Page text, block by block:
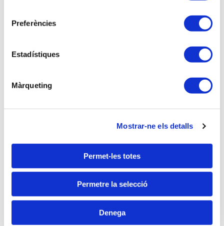
Preferències
Estadístiques
Màrqueting
Mostrar-ne els detalls
Permet-les totes
Permetre la selecció
Denega
Actos del Presidente, Joan Torres, en Menorca
02-04-2025
Entrevistas al Secretario, Xavier Masdéu - Campaña
Participación de nuestro delegado en Mallorca, Jaume
Borràs Quintana, en el informativo Balear de RTVE
29 Jornadas Tributarias - Impacto en los medios de
comunicación
Anterior Siguiente